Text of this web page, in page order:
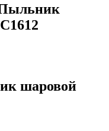
Пыльник
шаровой